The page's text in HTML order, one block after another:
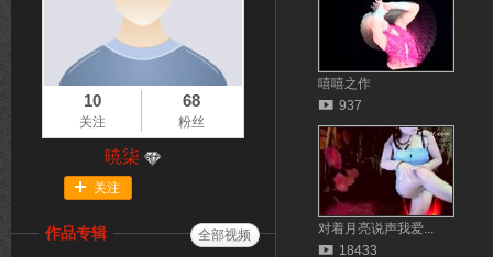
10
关注
68
粉丝
暁柒
关注
作品专辑 全部视频
嘻嘻之作
937
对着月亮说声我爱...
18433